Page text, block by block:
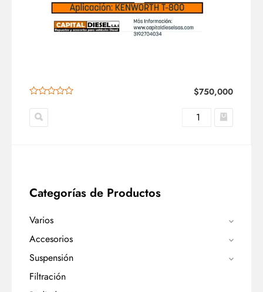
$750,000
Categorías de Productos
Varios
Accesorios
Suspensión
Filtración